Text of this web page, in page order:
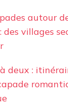
autour
des villages
deux :